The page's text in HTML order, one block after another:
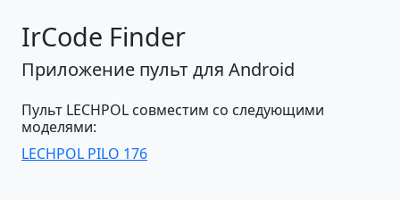
IrCode Finder
Приложение пульт для Android
Пульт LECHPOL совместим со следующими
моделями:
LECHPOL PILO 176